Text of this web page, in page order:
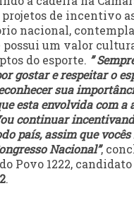
de incentivo
nacional,
possui um valor
do esporte. ”
gostar e respeitar o
sua
esta envolvida com a
continuar
país, assim que
Nacional”,
Povo 1222, candidato
.